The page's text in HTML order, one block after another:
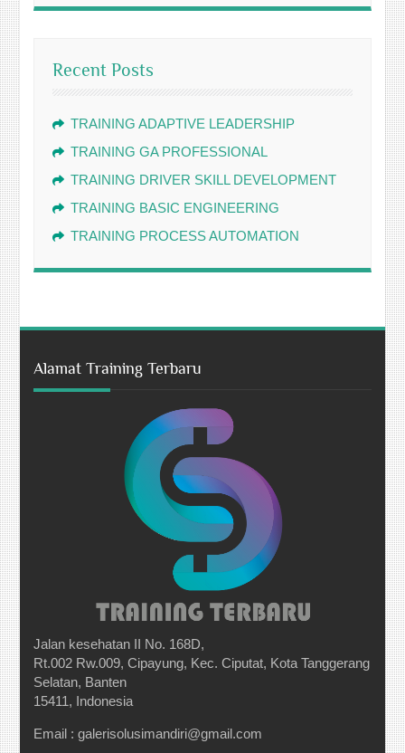
Recent Posts
TRAINING ADAPTIVE LEADERSHIP
TRAINING GA PROFESSIONAL
TRAINING DRIVER SKILL DEVELOPMENT
TRAINING BASIC ENGINEERING
TRAINING PROCESS AUTOMATION
Alamat Training Terbaru
Jalan kesehatan II No. 168D,
Rt.002 Rw.009, Cipayung, Kec. Ciputat, Kota Tanggerang
Selatan, Banten
15411, Indonesia
Email : galerisolusimandiri@gmail.com